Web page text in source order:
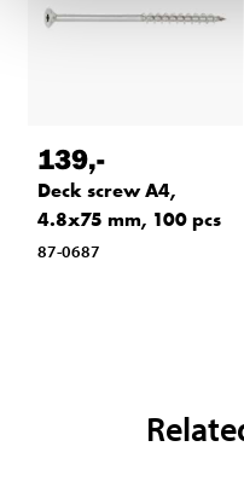
139,-
Deck screw A4,
4.8x75 mm, 100 pcs
87-0687